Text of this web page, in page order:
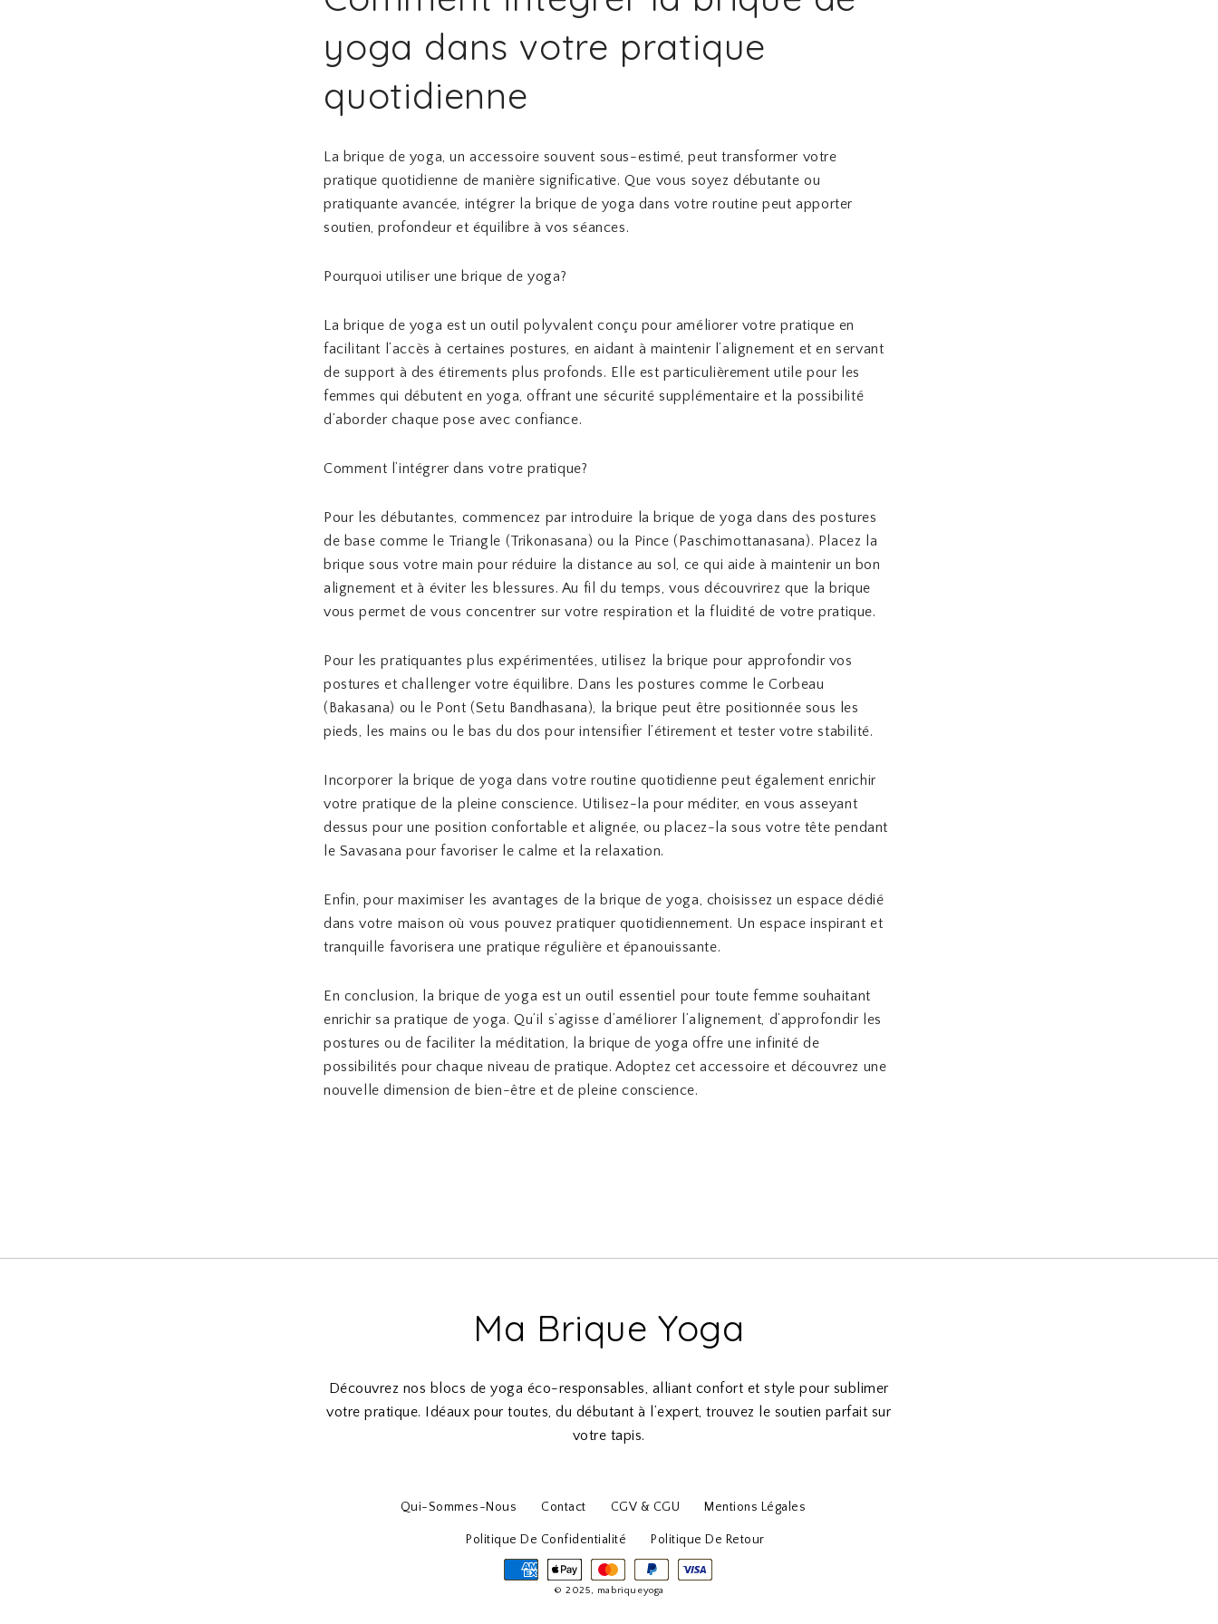
yoga dans votre pratique
quotidienne
La brique de yoga, un accessoire souvent sous-estimé, peut transformer votre
pratique quotidienne de manière significative. Que vous soyez débutante ou
pratiquante avancée, intégrer la brique de yoga dans votre routine peut apporter
soutien, profondeur et équilibre à vos séances.
Pourquoi utiliser une brique de yoga?
La brique de yoga est un outil polyvalent conçu pour améliorer votre pratique en
facilitant l’accès à certaines postures, en aidant à maintenir l’alignement et en servant
de support à des étirements plus profonds. Elle est particulièrement utile pour les
femmes qui débutent en yoga, offrant une sécurité supplémentaire et la possibilité
d’aborder chaque pose avec confiance.
Comment l’intégrer dans votre pratique?
Pour les débutantes, commencez par introduire la brique de yoga dans des postures
de base comme le Triangle (Trikonasana) ou la Pince (Paschimottanasana). Placez la
brique sous votre main pour réduire la distance au sol, ce qui aide à maintenir un bon
alignement et à éviter les blessures. Au fil du temps, vous découvrirez que la brique
vous permet de vous concentrer sur votre respiration et la fluidité de votre pratique.
Pour les pratiquantes plus expérimentées, utilisez la brique pour approfondir vos
postures et challenger votre équilibre. Dans les postures comme le Corbeau
(Bakasana) ou le Pont (Setu Bandhasana), la brique peut être positionnée sous les
pieds, les mains ou le bas du dos pour intensifier l’étirement et tester votre stabilité.
Incorporer la brique de yoga dans votre routine quotidienne peut également enrichir
votre pratique de la pleine conscience. Utilisez-la pour méditer, en vous asseyant
dessus pour une position confortable et alignée, ou placez-la sous votre tête pendant
le Savasana pour favoriser le calme et la relaxation.
Enfin, pour maximiser les avantages de la brique de yoga, choisissez un espace dédié
dans votre maison où vous pouvez pratiquer quotidiennement. Un espace inspirant et
tranquille favorisera une pratique régulière et épanouissante.
En conclusion, la brique de yoga est un outil essentiel pour toute femme souhaitant
enrichir sa pratique de yoga. Qu’il s’agisse d’améliorer l’alignement, d’approfondir les
postures ou de faciliter la méditation, la brique de yoga offre une infinité de
possibilités pour chaque niveau de pratique. Adoptez cet accessoire et découvrez une
nouvelle dimension de bien-être et de pleine conscience.
Ma Brique Yoga
Découvrez nos blocs de yoga éco-responsables, alliant confort et style pour sublimer
votre pratique. Idéaux pour toutes, du débutant à l’expert, trouvez le soutien parfait sur
votre tapis.
Qui-Sommes-Nous Contact CGV & CGU Mentions Légales
Politique De Confidentialité Politique De Retour
© 2025, mabriqueyoga